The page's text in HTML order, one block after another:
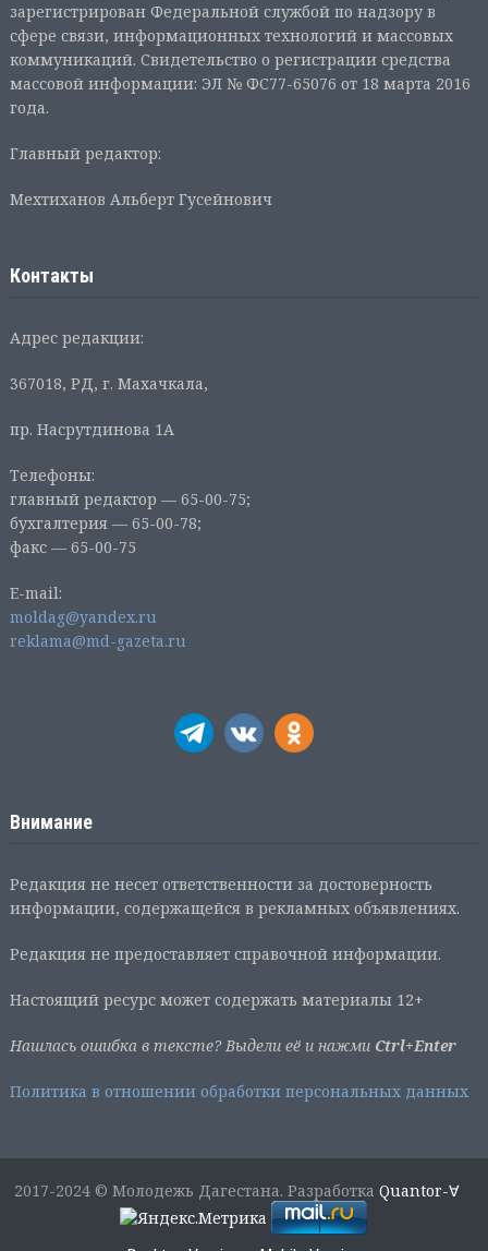
зарегистрирован Федеральной службой по надзору в
сфере связи, информационных технологий и массовых
коммуникаций. Свидетельство о регистрации средства
массовой информации: ЭЛ № ФС77-65076 от 18 марта 2016
года.
Главный редактор:
Мехтиханов Альберт Гусейнович
Контакты
Адрес редакции:
367018, РД, г. Махачкала,
пр. Насрутдинова 1А
Телефоны:
главный редактор — 65-00-75;
бухгалтерия — 65-00-78;
факс — 65-00-75
E-mail:
moldag@yandex.ru
reklama@md-gazeta.ru
Внимание
Редакция не несет ответственности за достоверность
информации, содержащейся в рекламных объявлениях.
Редакция не предоставляет справочной информации.
Настоящий ресурс может содержать материалы 12+
Нашлась ошибка в тексте? Выдели её и нажми Ctrl+Enter
Политика в отношении обработки персональных данных
2017-2024 © Молодежь Дагестана. РазработкаQuantor-∀